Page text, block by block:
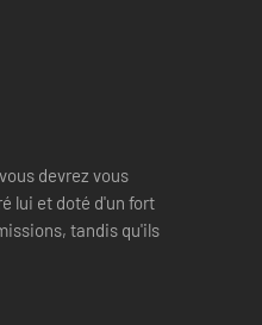
devrez vous
lui et doté d'un fort
tandis qu'ils